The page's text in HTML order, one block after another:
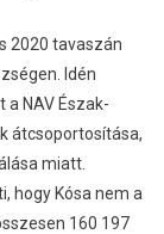
2020 tavaszán
Idén
NAV Észak-
átcsoportosítása,
miatt.
hogy Kósa nem a
160 197